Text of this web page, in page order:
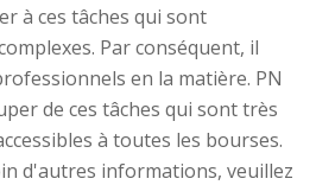
à ces tâches qui sont
Par conséquent, il
en la matière. PN
de ces tâches qui sont très
à toutes les bourses.
d'autres informations, veuillez